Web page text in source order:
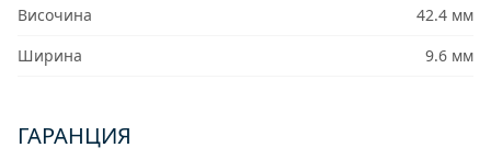
Височина
42.4 мм
Ширина
9.6 мм
ГАРАНЦИЯ